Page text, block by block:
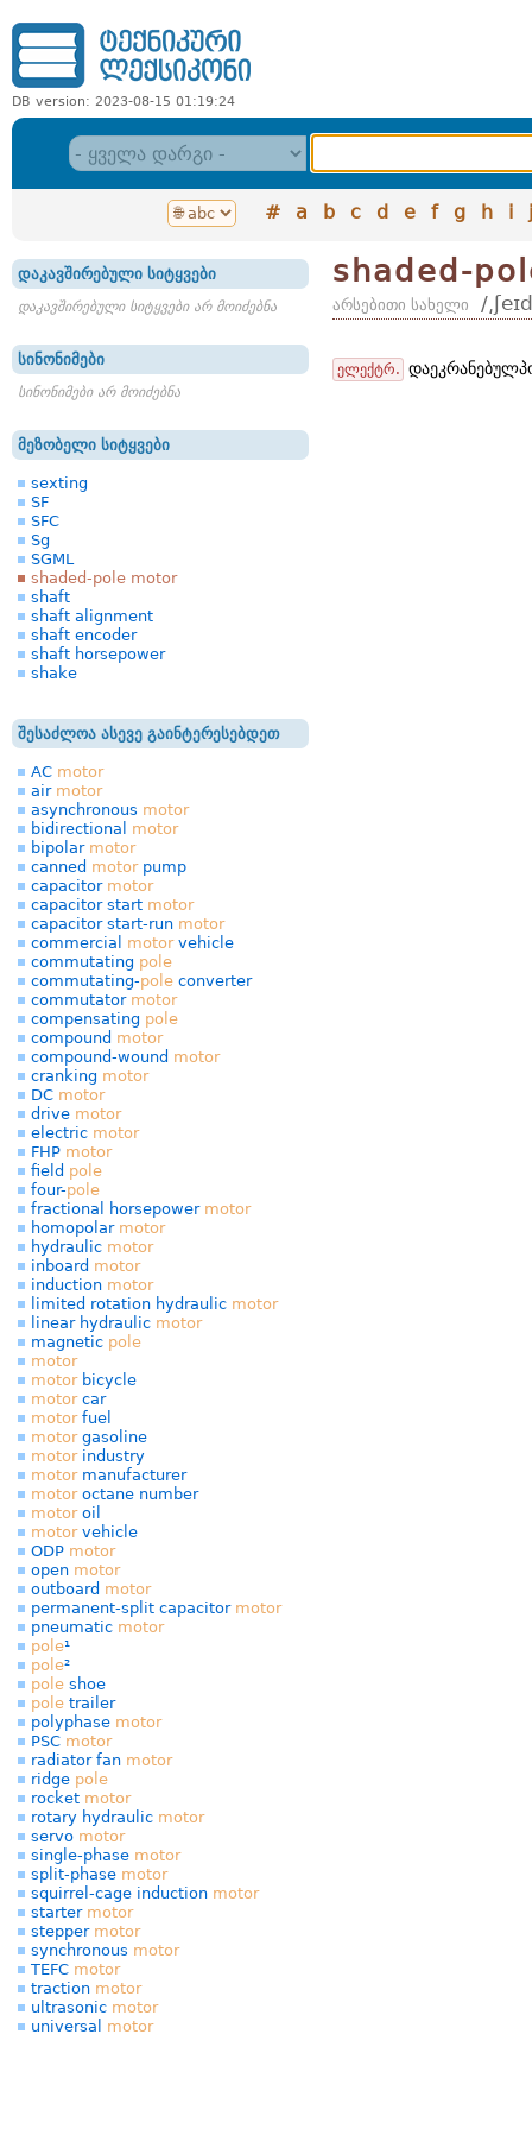
DB version: 2023-08-15 01:19:24
# a b c d e f g h i j
დაკავშირებული სიტყვები
დაკავშირებული სიტყვები არ მოიძებნა
სინონიმები
სინონიმები არ მოიძებნა
მეზობელი სიტყვები
sexting
SF
SFC
Sg
SGML
shaded-pole motor
shaft
shaft alignment
shaft encoder
shaft horsepower
shake
შესაძლოა ასევე გაინტერესებდეთ
AC motor
air motor
asynchronous motor
bidirectional motor
bipolar motor
canned motorpump
capacitor motor
capacitor start motor
capacitor start-run motor
commercial motorvehicle
commutating pole
commutating-pole converter
commutator motor
compensating pole
compound motor
compound-wound motor
cranking motor
DC motor
drive motor
electric motor
FHP motor
field pole
four-pole
fractional horsepower motor
homopolar motor
hydraulic motor
inboard motor
induction motor
limited rotation hydraulic motor
linear hydraulic motor
magnetic pole
motor
motorbicycle
motorcar
motorfuel
motorgasoline
motorindustry
motormanufacturer
motoroctane number
motoroil
motorvehicle
ODP motor
open motor
outboard motor
permanent-split capacitor motor
pneumatic motor
pole¹
pole²
pole shoe
pole trailer
polyphase motor
PSC motor
radiator fan motor
ridge pole
rocket motor
rotary hydraulic motor
servo motor
single-phase motor
split-phase motor
squirrel-cage induction motor
starter motor
stepper motor
synchronous motor
TEFC motor
traction motor
ultrasonic motor
universal motor
shaded-
არსებითი სახელი /
ელექტრ.